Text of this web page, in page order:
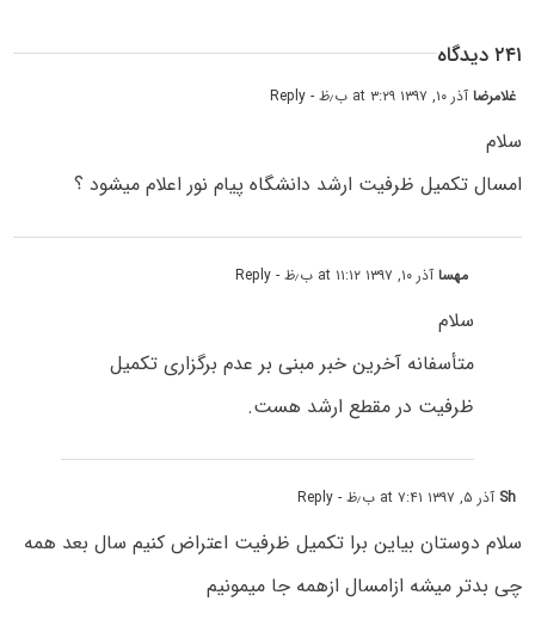
۲۴۱ دیدگاه
غلامرضاآذر ۱۰, ۱۳۹۷ at ۳:۲۹ ب٫ظ - Reply
سلام
امسال تکمیل ظرفیت ارشد دانشگاه پیام نور اعلام میشود ؟
مهساآذر ۱۰, ۱۳۹۷ at ۱۱:۱۲ ب٫ظ - Reply
سلام
متأسفانه آخرین خبر مبنی بر عدم برگزاری تکمیل
ظرفیت در مقطع ارشد هست.
Sh آذر ۵, ۱۳۹۷ at ۷:۴۱ ب٫ظ - Reply
سلام دوستان بیاین برا تکمیل ظرفیت اعتراض کنیم سال بعد همه
چی بدتر میشه ازامسال ازهمه جا میمونیم